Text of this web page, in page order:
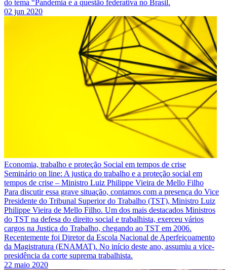
do tema “Pandemia e a questão federativa no Brasil.
02 jun 2020
Economia, trabalho e proteção Social em tempos de crise
Seminário on line: A justiça do trabalho e a proteção social em
tempos de crise – Ministro Luiz Philippe Vieira de Mello Filho
Para discutir essa grave situação, contamos com a presença do Vice
Presidente do Tribunal Superior do Trabalho (TST), Ministro Luiz
Philippe Vieira de Mello Filho. Um dos mais destacados Ministros
do TST na defesa do direito social e trabalhista, exerceu vários
cargos na Justiça do Trabalho, chegando ao TST em 2006.
Recentemente foi Diretor da Escola Nacional de Aperfeiçoamento
da Magistratura (ENAMAT). No início deste ano, assumiu a vice-
presidência da corte suprema trabalhista.
22 maio 2020